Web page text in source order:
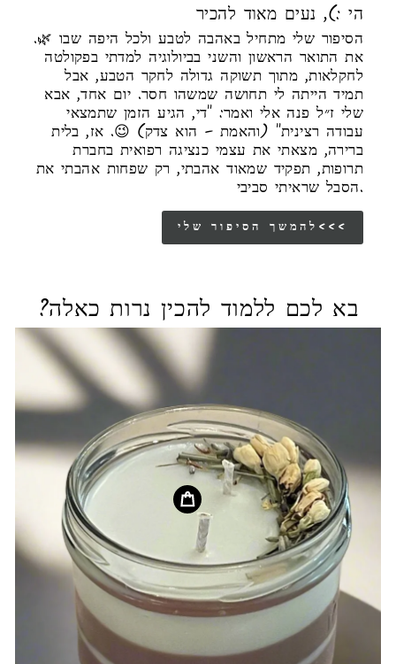
הי :), נעים מאוד להכיר
הסיפור שלי מתחיל באהבה לטבע ולכל היפה שבו 🌿.
את התואר הראשון והשני בביולוגיה למדתי בפקולטה
לחקלאות, מתוך תשוקה גדולה לחקר הטבע, אבל
תמיד הייתה לי תחושה שמשהו חסר. יום אחד, אבא
שלי ז״ל פנה אלי ואמר: "די, הגיע הזמן שתמצאי
עבודה רצינית" (והאמת – הוא צדק) 😉. אז, בלית
ברירה, מצאתי את עצמי כנציגה רפואית בחברת
תרופות, תפקיד שמאוד אהבתי, רק שפחות אהבתי את
הסבל שראיתי סביבי.
להמשך הסיפור שלי<<<
בא לכם ללמוד להכין נרות כאלה?